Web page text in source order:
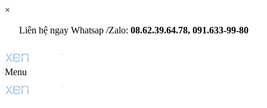
×
Liên hệ ngay Whatsap /Zalo: 08.62.39.64.78, 091.633-99-80
Menu